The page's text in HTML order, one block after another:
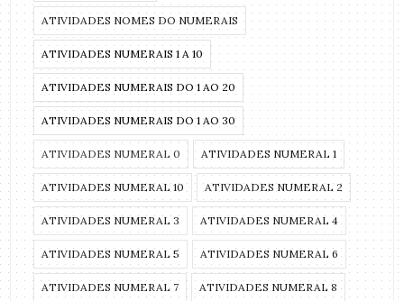
ATIVIDADES NOMES DO NUMERAIS
ATIVIDADES NUMERAIS 1 A 10
ATIVIDADES NUMERAIS DO 1 AO 20
ATIVIDADES NUMERAIS DO 1 AO 30
ATIVIDADES NUMERAL 0 ATIVIDADES NUMERAL 1
ATIVIDADES NUMERAL 10 ATIVIDADES NUMERAL 2
ATIVIDADES NUMERAL 3 ATIVIDADES NUMERAL 4
ATIVIDADES NUMERAL 5 ATIVIDADES NUMERAL 6
ATIVIDADES NUMERAL 7 ATIVIDADES NUMERAL 8